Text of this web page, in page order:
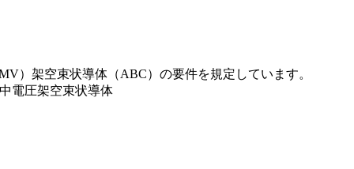
）架空束状導体（ABC）の要件を規定しています。
電圧架空束状導体